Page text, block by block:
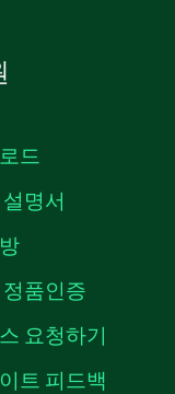
드
명서
품인증
요청하기
트 피드백